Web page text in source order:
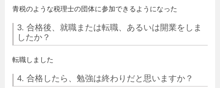
青税のような税理士の団体に参加できるようになった
3. 合格後、就職または転職、あるいは開業をしま
したか？
転職しました
4. 合格したら、勉強は終わりだと思いますか？